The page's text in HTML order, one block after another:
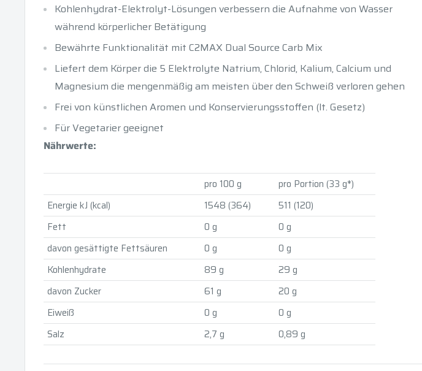
Kohlenhydrat-Elektrolyt-Lösungen verbessern die Aufnahme von Wasser
während körperlicher Betätigung
Bewährte Funktionalität mit C2MAX Dual Source Carb Mix
Liefert dem Körper die 5 Elektrolyte Natrium, Chlorid, Kalium, Calcium und
Magnesium die mengenmäßig am meisten über den Schweiß verloren gehen
Frei von künstlichen Aromen und Konservierungsstoffen (lt. Gesetz)
Für Vegetarier geeignet
Nährwerte:
pro 100 g
pro Portion (33 g*)
Energie kJ (kcal)
1548 (364)
511 (120)
Fett
0 g
0 g
davon gesättigte Fettsäuren
0 g
0 g
Kohlenhydrate
89 g
29 g
davon Zucker
61 g
20 g
Eiweiß
0 g
0 g
Salz
2,7 g 0,89 g